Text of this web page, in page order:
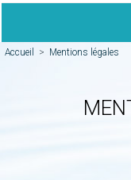
Accueil > Mentions légales